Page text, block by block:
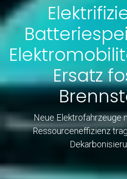
Ersatz
Neue Elektrofahrzeuge
Ressourceneffizienz